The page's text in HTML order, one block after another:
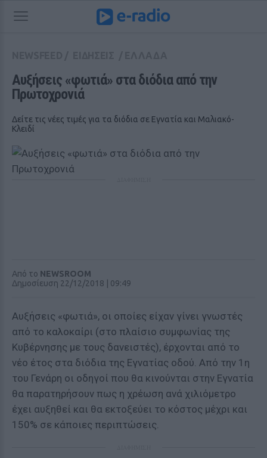
Αυξήσεις «φωτιά» στα διόδια από την
Πρωτοχρονιά
Δείτε τις νέες τιμές για τα διόδια σε Εγνατία και Μαλιακό-
Κλειδί
Από το NEWSROOM
Δημοσίευση 22/12/2018 | 09:49
Αυξήσεις «φωτιά», οι οποίες είχαν γίνει γνωστές
από το καλοκαίρι (στο πλαίσιο συμφωνίας της
Κυβέρνησης με τους δανειστές), έρχονται από το
νέο έτος στα διόδια της Εγνατίας οδού. Από την 1η
του Γενάρη οι οδηγοί που θα κινούνται στην Εγνατία
θα παρατηρήσουν πως η χρέωση ανά χιλιόμετρο
έχει αυξηθεί και θα εκτοξεύει το κόστος μέχρι και
150% σε κάποιες περιπτώσεις.